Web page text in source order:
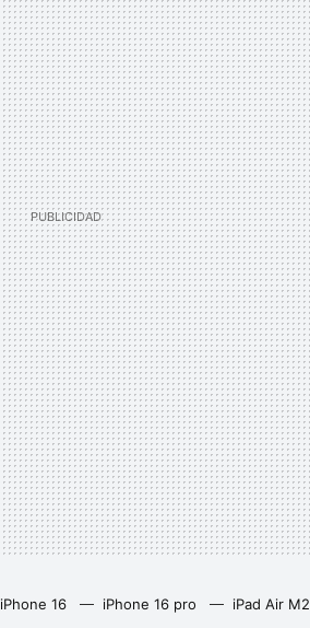
iPhone 16 iPhone 16 pro iPad Air